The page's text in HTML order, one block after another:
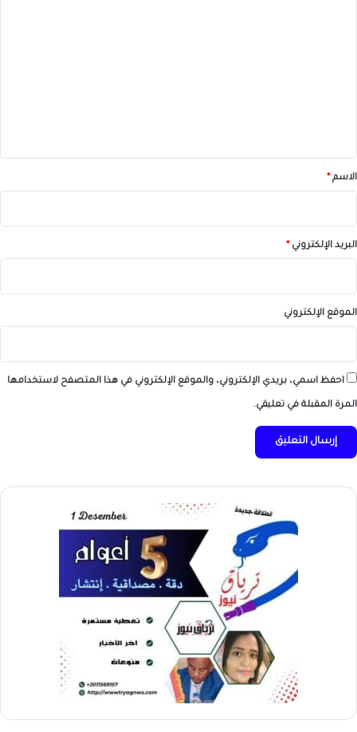
*الاسم *
البريد الإلكتروني *
الموقع الإلكتروني
احفظ اسمي، بريدي الإلكتروني، والموقع الإلكتروني في هذا المتصفح لاستخدامها
المرة المقبلة في تعليقي.